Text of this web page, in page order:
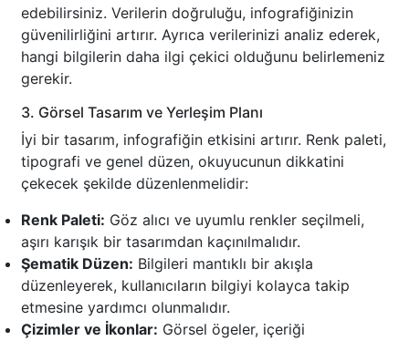
edebilirsiniz. Verilerin doğruluğu, infografiğinizin
güvenilirliğini artırır. Ayrıca verilerinizi analiz ederek,
hangi bilgilerin daha ilgi çekici olduğunu belirlemeniz
gerekir.
3. Görsel Tasarım ve Yerleşim Planı
İyi bir tasarım, infografiğin etkisini artırır. Renk paleti,
tipografi ve genel düzen, okuyucunun dikkatini
çekecek şekilde düzenlenmelidir:
Renk Paleti: Göz alıcı ve uyumlu renkler seçilmeli,
aşırı karışık bir tasarımdan kaçınılmalıdır.
Şematik Düzen: Bilgileri mantıklı bir akışla
düzenleyerek, kullanıcıların bilgiyi kolayca takip
etmesine yardımcı olunmalıdır.
Çizimler ve İkonlar: Görsel ögeler, içeriği